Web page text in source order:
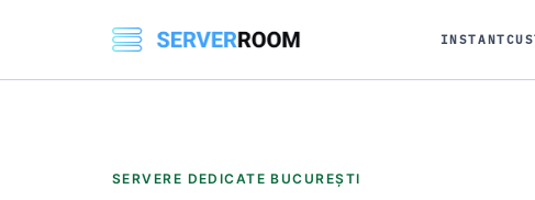
INSTANT
SERVERE DEDICATE BUCUREȘTI